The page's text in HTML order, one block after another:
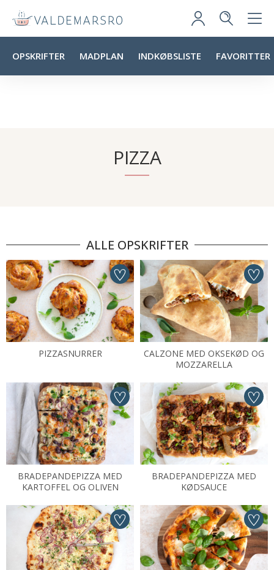
OPSKRIFTER MADPLAN INDKØBSLISTE FAVORITTER
PIZZA
ALLE OPSKRIFTER
PIZZASNURRER
CALZONE MED OKSEKØD OG
MOZZARELLA
BRADEPANDEPIZZA MED
KARTOFFEL OG OLIVEN
BRADEPANDEPIZZA MED
KØDSAUCE